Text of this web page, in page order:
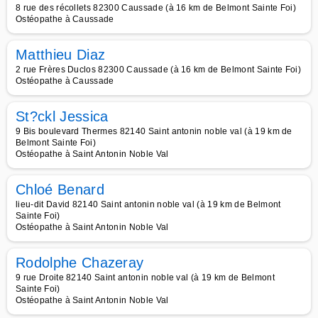
8 rue des récollets 82300 Caussade (à 16 km de Belmont Sainte Foi)
Ostéopathe à Caussade
Matthieu Diaz
2 rue Frères Duclos 82300 Caussade (à 16 km de Belmont Sainte Foi)
Ostéopathe à Caussade
St?ckl Jessica
9 Bis boulevard Thermes 82140 Saint antonin noble val (à 19 km de
Belmont Sainte Foi)
Ostéopathe à Saint Antonin Noble Val
Chloé Benard
lieu-dit David 82140 Saint antonin noble val (à 19 km de Belmont
Sainte Foi)
Ostéopathe à Saint Antonin Noble Val
Rodolphe Chazeray
9 rue Droite 82140 Saint antonin noble val (à 19 km de Belmont
Sainte Foi)
Ostéopathe à Saint Antonin Noble Val